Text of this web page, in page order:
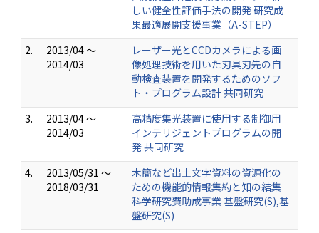
しい健全性評価手法の開発 研究成
果最適展開支援事業（A-STEP）
2.
2013/04 ～
2014/03
レーザー光とCCDカメラによる画
像処理技術を用いた刃具刃先の自
動検査装置を開発するためのソフ
ト・プログラム設計 共同研究
3.
2013/04 ～
2014/03
高精度集光装置に使用する制御用
インテリジェントプログラムの開
発 共同研究
4.
2013/05/31 ～
2018/03/31
木簡など出土文字資料の資源化の
ための機能的情報集約と知の結集
科学研究費助成事業 基盤研究(S),基
盤研究(S)